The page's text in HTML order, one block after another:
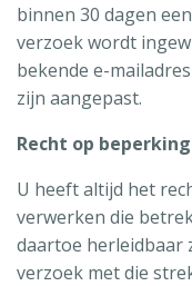
binnen 30 dagen
verzoek wordt
bekende e-
zijn aangepast.
Recht op
U heeft altijd het
verwerken die
daartoe herleidbaar
verzoek met die